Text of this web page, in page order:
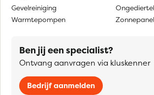
Gevelreiniging
Warmtepompen
Ben jij een specialist?
Ontvang aanvragen via kluskenner
Bedrijf aanmelden